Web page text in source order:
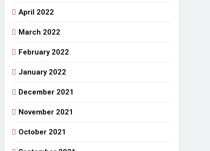
April 2022
March 2022
February 2022
January 2022
December 2021
November 2021
October 2021